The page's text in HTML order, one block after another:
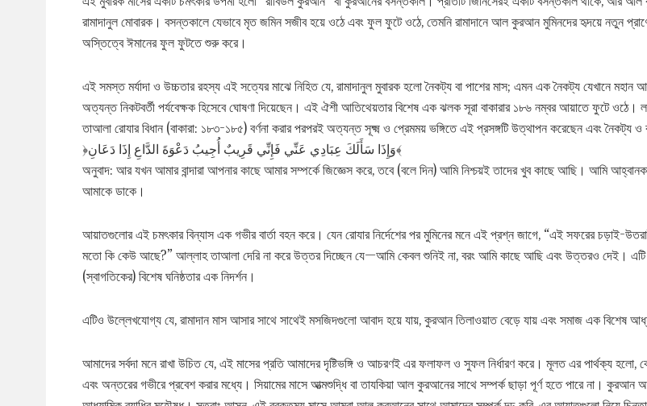
রামাদানুল মোবারক। বসন্তকালে যেভাবে মৃত জমিন সজীব হয়ে ওঠে এবং ফুল ফুটে ওঠে, তেমনি রামাদানে আল কুরআন মুমিনদের হৃদয়ে নতুন
অস্তিত্বে ঈমানের ফুল ফুটতে শুরু করে।
এই সমস্ত মর্যাদা ও উচ্চতার রহস্য এই সত্যের মাঝে নিহিত যে, রামাদানুল মুবারক হলো নৈকট্য বা পাশের মাস; এমন এক নৈকট্য যেখানে
অত্যন্ত নিকটবর্তী পর্যবেক্ষক হিসেবে ঘোষণা দিয়েছেন। এই ঐশী আতিথেয়তার বিশেষ এক ঝলক সূরা বাকারার ১৮৬ নম্বর আয়াতে ফুটে ওঠে।
তাআলা রোযার বিধান (বাকারা: ১৮৩-১৮৫) বর্ণনা করার পরপরই অত্যন্ত সূক্ষ্ম ও প্রেমময় ভঙ্গিতে এই প্রসঙ্গটি উত্থাপন করেছেন এবং নৈকট্য ও
﴿وَإِذَا سَأَلَكَ عِبَادِي عَنِّي فَإِنِّي قَرِيبٌ أُجِيبُ دَعْوَةَ الدَّاعِ إِذَا دَعَانِ﴾
অনুবাদ: আর যখন আমার বান্দারা আপনার কাছে আমার সম্পর্কে জিজ্ঞেস করে, তবে (বলে দিন) আমি নিশ্চয়ই তাদের খুব কাছে আছি। আমি
আমাকে ডাকে।
আয়াতগুলোর এই চমৎকার বিন্যাস এক গভীর বার্তা বহন করে। যেন রোযার নির্দেশের পর মুমিনের মনে এই প্রশ্ন জাগে, “এই সফরের চড়াই-
মতো কি কেউ আছে?” আল্লাহ তাআলা দেরি না করে উত্তর দিচ্ছেন যে—আমি কেবল শুনিই না, বরং আমি কাছে আছি এবং উত্তরও দেই। এটি
(স্বাগতিকের) বিশেষ ঘনিষ্ঠতার এক নিদর্শন।
এটিও উল্লেখযোগ্য যে, রামাদান মাস আসার সাথে সাথেই মসজিদগুলো আবাদ হয়ে যায়, কুরআন তিলাওয়াত বেড়ে যায় এবং সমাজ এক বিশেষ
আমাদের সর্বদা মনে রাখা উচিত যে, এই মাসের প্রতি আমাদের দৃষ্টিভঙ্গি ও আচরণই এর ফলাফল ও সুফল নির্ধারণ করে। মূলত এর পার্থক্য হলো,
এবং অন্তরের গভীরে প্রবেশ করার মধ্যে। সিয়ামের মাসে আত্মশুদ্ধি বা তাযকিয়া আল কুরআনের সাথে সম্পর্ক ছাড়া পূর্ণ হতে পারে না।